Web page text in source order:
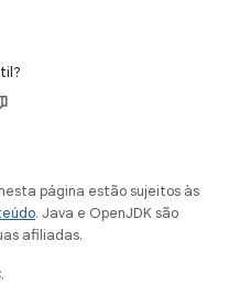
página estão sujeitos às
. Java e OpenJDK são
afiliadas.